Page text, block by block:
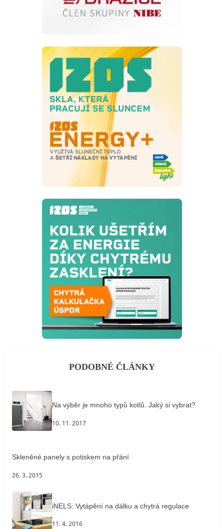
PODOBNÉ ČLÁNKY
Na výběr je mnoho typů kotlů. Jaký si vybrat?
10. 11. 2017
Skleněné panely s potiskem na přání
26. 3. 2015
iNELS: Vytápění na dálku a chytrá regulace
11. 4. 2016